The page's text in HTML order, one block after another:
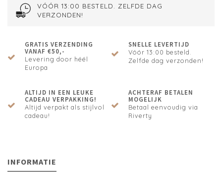
VÓÓR 13:00 BESTELD. ZELFDE DAG
VERZONDEN!
GRATIS VERZENDING
VANAF €50,-
Levering door héél
Europa
SNELLE LEVERTIJD
Vóór 13:00 besteld.
Zelfde dag verzonden!
ALTIJD IN EEN LEUKE
CADEAU VERPAKKING!
Altijd verpakt als stijlvol
cadeau!
ACHTERAF BETALEN
MOGELIJK
Betaal eenvoudig via
Riverty
INFORMATIE